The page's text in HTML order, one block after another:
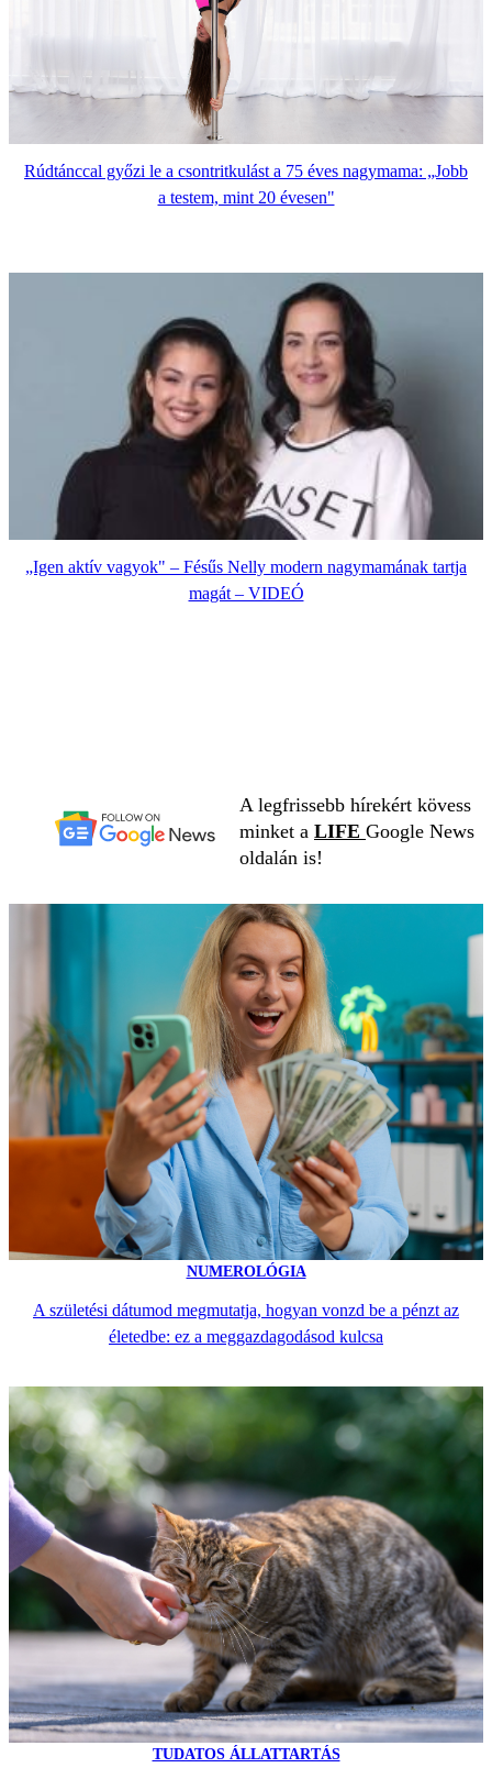
Rúdtánccal győzi le a csontritkulást a 75 éves nagymama: „Jobb
a testem, mint 20 évesen"
„Igen aktív vagyok" – Fésűs Nelly modern nagymamának tartja
magát – VIDEÓ
A legfrissebb hírekért kövess
minket a LIFE Google News
oldalán is!
NUMEROLÓGIA
A születési dátumod megmutatja, hogyan vonzd be a pénzt az
életedbe: ez a meggazdagodásod kulcsa
TUDATOS ÁLLATTARTÁS